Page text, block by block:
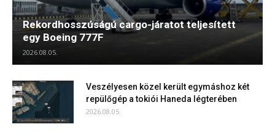
Rekordhosszúságú cargo-járatot teljesített
egy Boeing 777F
2026.08.05.
Veszélyesen közel került egymáshoz két
repülőgép a tokiói Haneda légterében
2026.08.05.